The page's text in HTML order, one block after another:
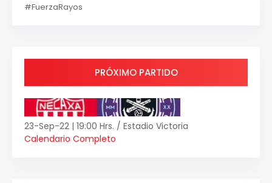
#FuerzaRayos
PRÓXIMO PARTIDO
23-Sep-22 | 19:00 Hrs. / Estadio Victoria
Calendario Completo